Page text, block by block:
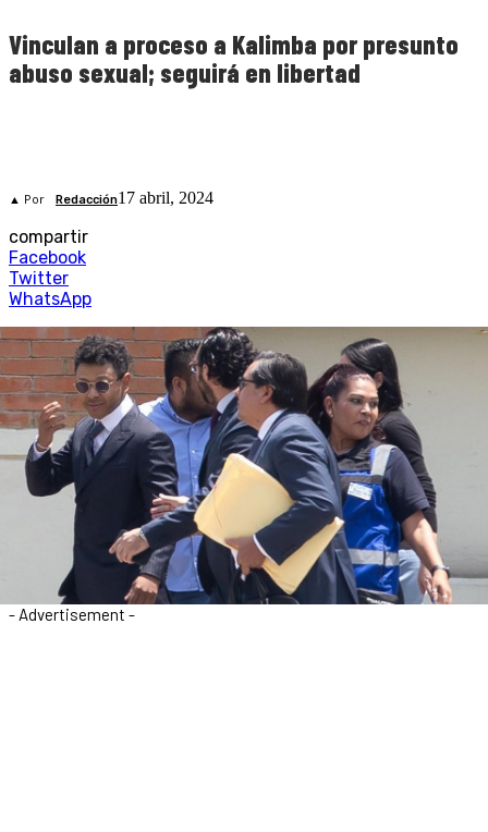
Vinculan a proceso a Kalimba por presunto
abuso sexual; seguirá en libertad
▲ Por Redacción17 abril, 2024
compartir
Facebook
Twitter
WhatsApp
- Advertisement -